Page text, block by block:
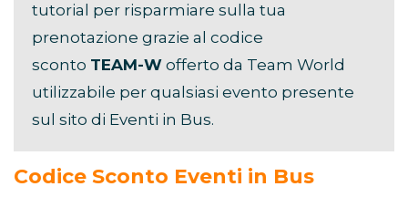
tutorial per risparmiare sulla tua
prenotazione grazie al codice
sconto TEAM-W offerto da Team World
utilizzabile per qualsiasi evento presente
sul sito di Eventi in Bus.
Codice Sconto Eventi in Bus